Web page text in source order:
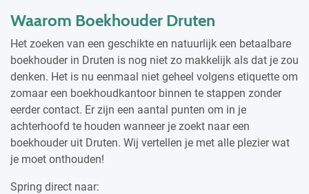
Waarom Boekhouder Druten
Het zoeken van een geschikte en natuurlijk een betaalbare
boekhouder in Druten is nog niet zo makkelijk als dat je zou
denken. Het is nu eenmaal niet geheel volgens etiquette om
zomaar een boekhoudkantoor binnen te stappen zonder
eerder contact. Er zijn een aantal punten om in je
achterhoofd te houden wanneer je zoekt naar een
boekhouder uit Druten. Wij vertellen je met alle plezier wat
je moet onthouden!
Spring direct naar: